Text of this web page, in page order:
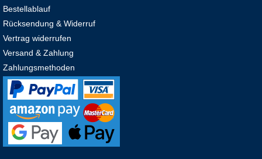
Bestellablauf
Rücksendung & Widerruf
Vertrag widerrufen
Versand & Zahlung
Zahlungsmethoden